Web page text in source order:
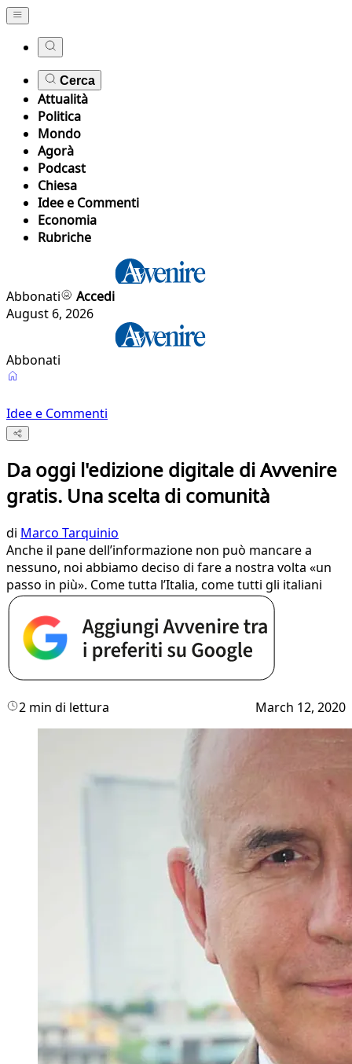
Cerca
Attualità
Politica
Mondo
Agorà
Podcast
Chiesa
Idee e Commenti
Economia
Rubriche
Abbonati
Accedi
August 6, 2026
Abbonati
Idee e Commenti
Da oggi l'edizione digitale di Avvenire
gratis. Una scelta di comunità
di Marco Tarquinio
Anche il pane dell’informazione non può mancare a
nessuno, noi abbiamo deciso di fare a nostra volta «un
passo in più». Come tutta l’Italia, come tutti gli italiani
2 min di lettura March 12, 2020